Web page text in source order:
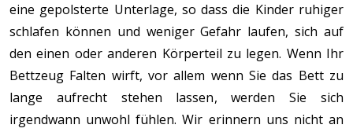
eine gepolsterte Unterlage, so dass die Kinder ruhiger
schlafen können und weniger Gefahr laufen, sich auf
den einen oder anderen Körperteil zu legen. Wenn Ihr
Bettzeug Falten wirft, vor allem wenn Sie das Bett zu
lange aufrecht stehen lassen, werden Sie sich
irgendwann unwohl fühlen. Wir erinnern uns nicht an